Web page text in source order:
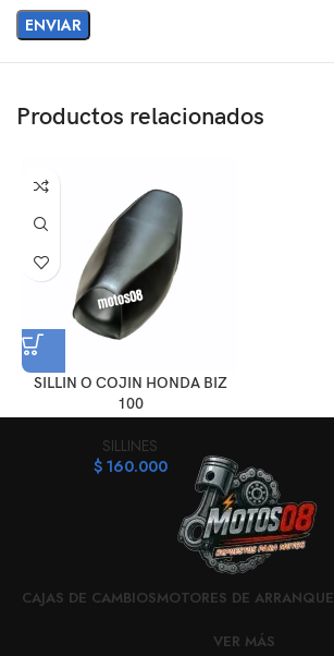
Productos relacionados
SILLIN O COJIN HONDA BIZ
100
SILLINES
$160.000
CAJAS DE CAMBIOSMOTORES DE ARRANQUE
VER MÁS